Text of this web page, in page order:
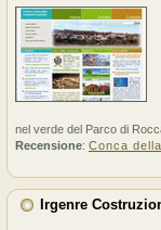
nel verde del Parco di
Recensione: Conca
Irgenre